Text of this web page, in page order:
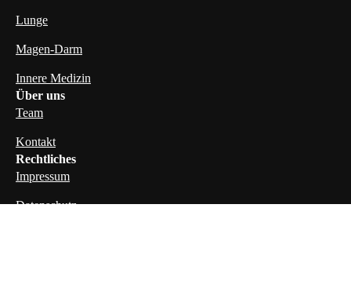
Lunge
Magen-Darm
Innere Medizin
Über uns
Team
Kontakt
Rechtliches
Impressum
Datenschutz